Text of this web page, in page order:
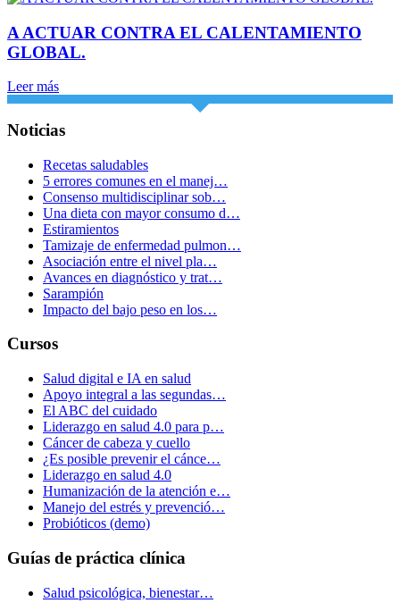
A ACTUAR CONTRA EL CALENTAMIENTO
GLOBAL.
Leer más
Noticias
Recetas saludables
5 errores comunes en el manej…
Consenso multidisciplinar sob…
Una dieta con mayor consumo d…
Estiramientos
Tamizaje de enfermedad pulmon…
Asociación entre el nivel pla…
Avances en diagnóstico y trat…
Sarampión
Impacto del bajo peso en los…
Cursos
Salud digital e IA en salud
Apoyo integral a las segundas…
El ABC del cuidado
Liderazgo en salud 4.0 para p…
Cáncer de cabeza y cuello
¿Es posible prevenir el cánce…
Liderazgo en salud 4.0
Humanización de la atención e…
Manejo del estrés y prevenció…
Probióticos (demo)
Guías de práctica clínica
Salud psicológica, bienestar…